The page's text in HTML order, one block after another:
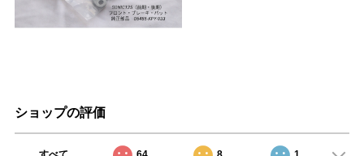
ショップの評価